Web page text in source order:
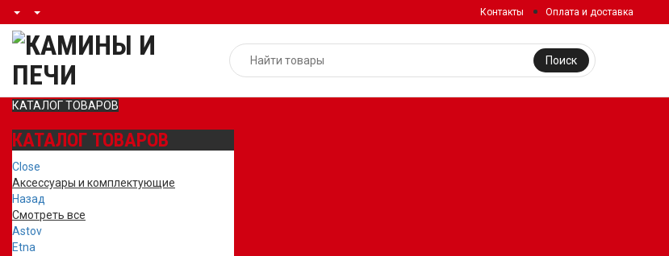
Контакты Оплата и доставка
Поиск
КАТАЛОГ ТОВАРОВ
КАТАЛОГ ТОВАРОВ
Close
Аксессуары и комплектующие
Назад
Смотреть все
Astov
Etna